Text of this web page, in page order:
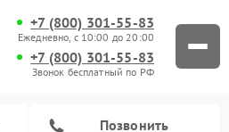
+7 (800) 301-55-83
Ежедневно, с 10:00 до 20:00
+7 (800) 301-55-83
Звонок бесплатный по РФ
Позвонить